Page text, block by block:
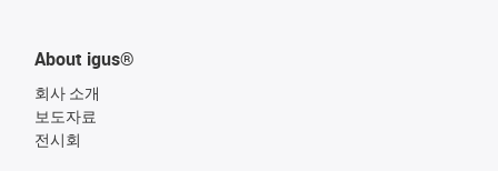
About igus®
회사 소개
보도자료
전시회